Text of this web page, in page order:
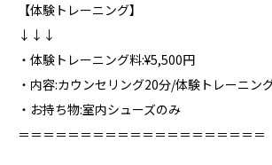
【体験トレーニング】
↓↓↓
・体験トレーニング料:¥5,500円
・内容:カウンセリング20分/体験トレーニン
・お持ち物:室内シューズのみ
＝＝＝＝＝＝＝＝＝＝＝＝＝＝＝＝＝＝＝＝